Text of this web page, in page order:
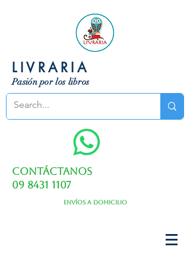
LIVRARIA
Pasión por los libros
Contáctanos
09 8431 1107
Envíos a domicilio